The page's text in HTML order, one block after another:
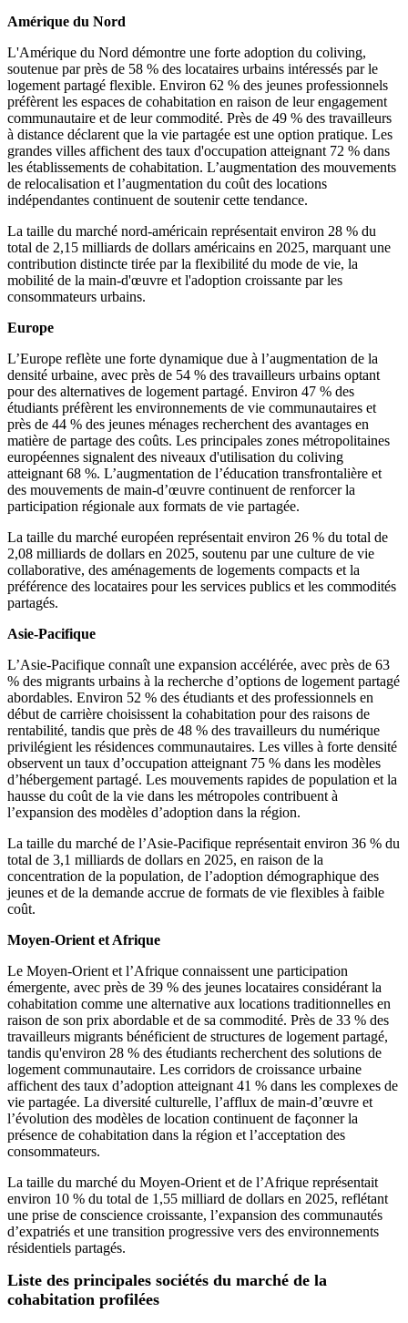
Amérique du Nord
L'Amérique du Nord démontre une forte adoption du coliving,
soutenue par près de 58 % des locataires urbains intéressés par le
logement partagé flexible. Environ 62 % des jeunes professionnels
préfèrent les espaces de cohabitation en raison de leur engagement
communautaire et de leur commodité. Près de 49 % des travailleurs
à distance déclarent que la vie partagée est une option pratique. Les
grandes villes affichent des taux d'occupation atteignant 72 % dans
les établissements de cohabitation. L’augmentation des mouvements
de relocalisation et l’augmentation du coût des locations
indépendantes continuent de soutenir cette tendance.
La taille du marché nord-américain représentait environ 28 % du
total de 2,15 milliards de dollars américains en 2025, marquant une
contribution distincte tirée par la flexibilité du mode de vie, la
mobilité de la main-d'œuvre et l'adoption croissante par les
consommateurs urbains.
Europe
L’Europe reflète une forte dynamique due à l’augmentation de la
densité urbaine, avec près de 54 % des travailleurs urbains optant
pour des alternatives de logement partagé. Environ 47 % des
étudiants préfèrent les environnements de vie communautaires et
près de 44 % des jeunes ménages recherchent des avantages en
matière de partage des coûts. Les principales zones métropolitaines
européennes signalent des niveaux d'utilisation du coliving
atteignant 68 %. L’augmentation de l’éducation transfrontalière et
des mouvements de main-d’œuvre continuent de renforcer la
participation régionale aux formats de vie partagée.
La taille du marché européen représentait environ 26 % du total de
2,08 milliards de dollars en 2025, soutenu par une culture de vie
collaborative, des aménagements de logements compacts et la
préférence des locataires pour les services publics et les commodités
partagés.
Asie-Pacifique
L’Asie-Pacifique connaît une expansion accélérée, avec près de 63
% des migrants urbains à la recherche d’options de logement partagé
abordables. Environ 52 % des étudiants et des professionnels en
début de carrière choisissent la cohabitation pour des raisons de
rentabilité, tandis que près de 48 % des travailleurs du numérique
privilégient les résidences communautaires. Les villes à forte densité
observent un taux d’occupation atteignant 75 % dans les modèles
d’hébergement partagé. Les mouvements rapides de population et la
hausse du coût de la vie dans les métropoles contribuent à
l’expansion des modèles d’adoption dans la région.
La taille du marché de l’Asie-Pacifique représentait environ 36 % du
total de 3,1 milliards de dollars en 2025, en raison de la
concentration de la population, de l’adoption démographique des
jeunes et de la demande accrue de formats de vie flexibles à faible
coût.
Moyen-Orient et Afrique
Le Moyen-Orient et l’Afrique connaissent une participation
émergente, avec près de 39 % des jeunes locataires considérant la
cohabitation comme une alternative aux locations traditionnelles en
raison de son prix abordable et de sa commodité. Près de 33 % des
travailleurs migrants bénéficient de structures de logement partagé,
tandis qu'environ 28 % des étudiants recherchent des solutions de
logement communautaire. Les corridors de croissance urbaine
affichent des taux d’adoption atteignant 41 % dans les complexes de
vie partagée. La diversité culturelle, l’afflux de main-d’œuvre et
l’évolution des modèles de location continuent de façonner la
présence de cohabitation dans la région et l’acceptation des
consommateurs.
La taille du marché du Moyen-Orient et de l’Afrique représentait
environ 10 % du total de 1,55 milliard de dollars en 2025, reflétant
une prise de conscience croissante, l’expansion des communautés
d’expatriés et une transition progressive vers des environnements
résidentiels partagés.
Liste des principales sociétés du marché de la
cohabitation profilées